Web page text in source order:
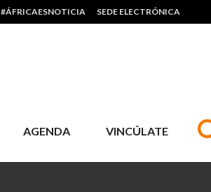
#ÁFRICAESNOTICIA SEDE ELECTRÓNICA
AGENDA VINCÚLATE